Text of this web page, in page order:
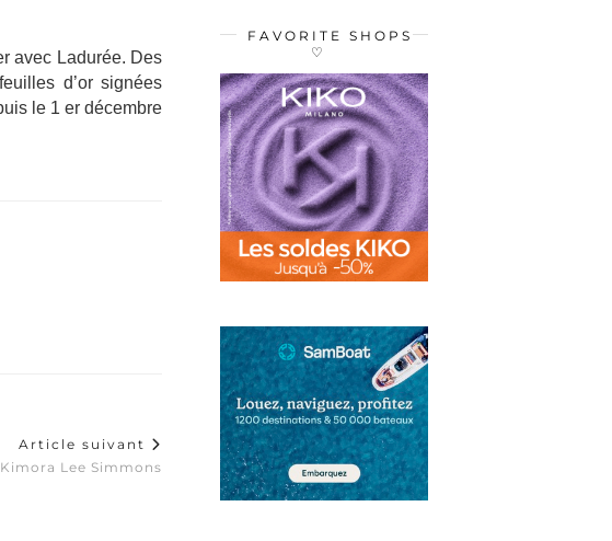
avec Ladurée. Des
d’or signées
le 1 er décembre
Article suivant
Lee Simmons
FAVORITE SHOPS
♡